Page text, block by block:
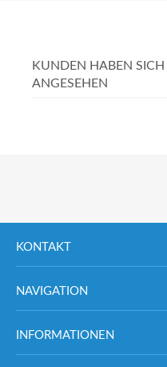
KUNDEN HABEN SICH
ANGESEHEN
KONTAKT
NAVIGATION
INFORMATIONEN